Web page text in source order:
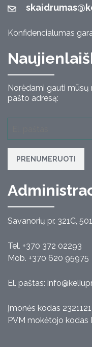
Konfidencialumas
Norėdami gauti mūsų
pašto adresą:
PRENUMERUOTI
Savanorių pr. 321C,
Tel. +370 372 02293
Mob. +370 620 95975
El. paštas:
Įmonės kodas
PVM mokėtojo kodas